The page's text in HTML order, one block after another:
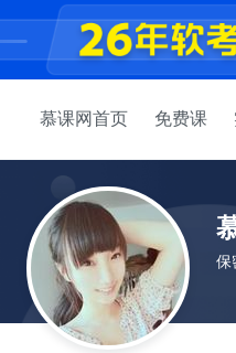
慕课网首页 免费课
保